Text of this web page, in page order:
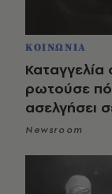
ΚΟΙΝΩΝΙΑ
ρωτούσε
ασελγήσει
Newsroom